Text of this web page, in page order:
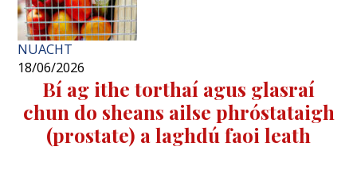
NUACHT
18/06/2026
Bí ag ithe torthaí agus glasraí
chun do sheans ailse phróstataigh
(prostate) a laghdú faoi leath